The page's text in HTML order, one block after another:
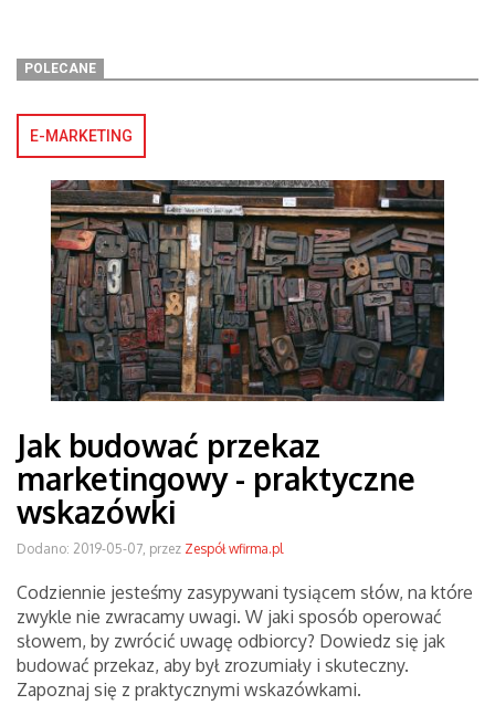
POLECANE
E-MARKETING
Jak budować przekaz
marketingowy - praktyczne
wskazówki
Dodano: 2019-05-07, przez Zespół wfirma.pl
Codziennie jesteśmy zasypywani tysiącem słów, na które
zwykle nie zwracamy uwagi. W jaki sposób operować
słowem, by zwrócić uwagę odbiorcy? Dowiedz się jak
budować przekaz, aby był zrozumiały i skuteczny.
Zapoznaj się z praktycznymi wskazówkami.